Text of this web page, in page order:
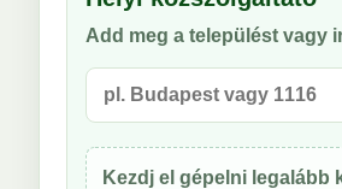
Add meg a települést vagy
Kezdj el gépelni legalább